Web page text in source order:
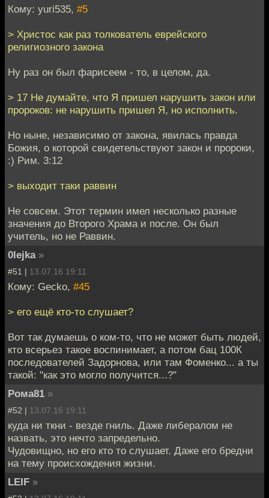
Кому: yuri535, #5
> Христос как раз толкователь еврейского
религиозного закона
Ну раз он был фарисеем - то, в целом, да.
> 17 Не думайте, что Я пришел нарушить закон или
пророков: не нарушить пришел Я, но исполнить.
Но ныне, независимо от закона, явилась правда
Божия, о которой свидетельствуют закон и пророки,
:) Рим. 3:12
> выходит таки раввин
Не совсем. Этот термин имел несколько разные
значения до Второго Храма и после. Он был
учитель, но не Раввин.
0lejka »
#51 | 13.07.16 19:11
Кому: Gecko, #45
> его ещё кто-то слушает?
Вот так думаешь о ком-то, что не может быть людей,
кто всерьез такое воспинимает, а потом бац 100К
последователей Задорнова, или там Фоменко... а ты
такой: "как это могло получится...?"
Рома81 »
#52 | 13.07.16 19:11
куда ни ткни - везде гниль. Даже либералом не
назвать, это нечто запредельно.
Чудовищно, но его кто то слушает. Даже его бредни
на тему происхождения жизни.
LEIF »